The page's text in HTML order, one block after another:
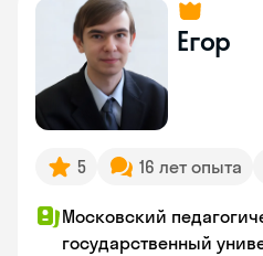
Егор
5 16 лет опыта
Московский
государственный